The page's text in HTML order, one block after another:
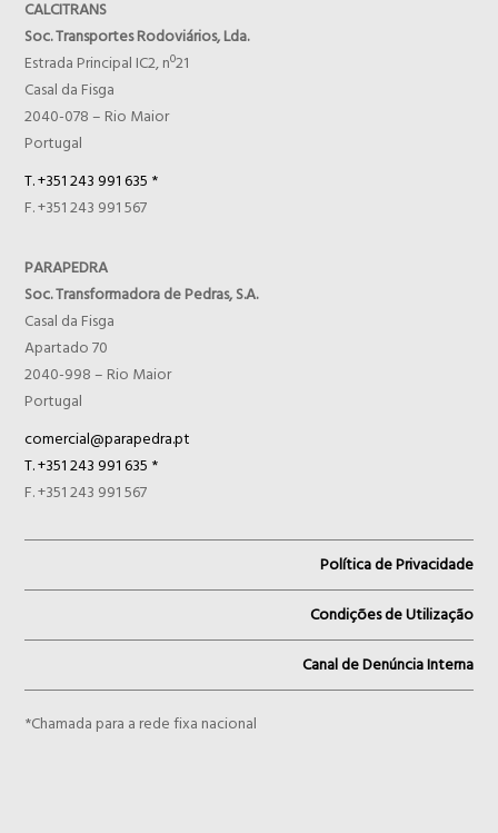
CALCITRANS
Soc. Transportes Rodoviários, Lda.
Estrada Principal IC2, nº21
Casal da Fisga
2040-078 – Rio Maior
Portugal
T. +351 243 991 635 *
F. +351 243 991 567
PARAPEDRA
Soc. Transformadora de Pedras, S.A.
Casal da Fisga
Apartado 70
2040-998 – Rio Maior
Portugal
comercial@parapedra.pt
T. +351 243 991 635 *
F. +351 243 991 567
Política de Privacidade
Condições de Utilização
Canal de Denúncia Interna
*Chamada para a rede fixa nacional